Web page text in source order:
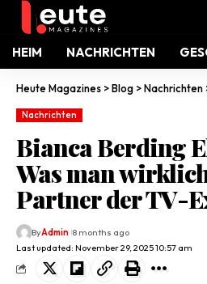
HEIM NACHRICHTEN
Heute Magazines >Blog >Nachrichten
Nachrichten
Bianca Berding
Was man
Partner der TV-
Last updated: November 29, 2025 10:57 am
ByAdmin 8 months ago